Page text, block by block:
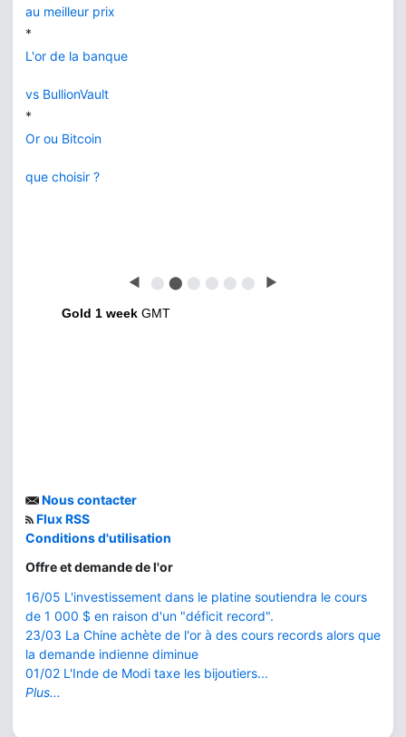
au meilleur prix
*
L'or de la banque
vs BullionVault
*
Or ou Bitcoin
que choisir ?
◀ ⬤ ⬤ ⬤ ⬤ ⬤ ⬤ ▶
Gold 1 week GMT
Nous contacter
Flux RSS
Conditions d'utilisation
Offre et demande de l'or
16/05 L'investissement dans le platine soutiendra le cours
de 1 000 $ en raison d'un "déficit record".
23/03 La Chine achète de l'or à des cours records alors que
la demande indienne diminue
01/02 L'Inde de Modi taxe les bijoutiers...
Plus...